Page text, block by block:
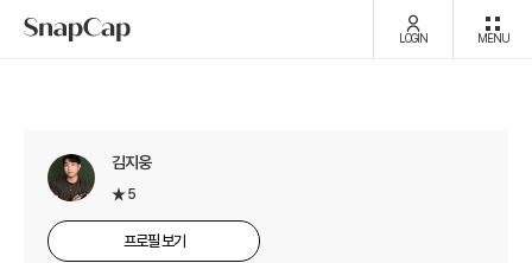
LOGIN MENU
김지웅
5
프로필 보기